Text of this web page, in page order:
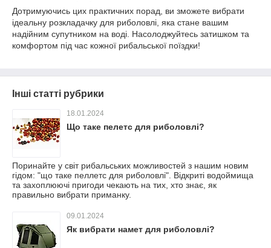
Дотримуючись цих практичних порад, ви зможете вибрати
ідеальну розкладачку для риболовлі, яка стане вашим
надійним супутником на воді. Насолоджуйтесь затишком та
комфортом під час кожної рибальської поїздки!
Інші статті рубрики
18.01.2024
Що таке пелетс для риболовлі?
Поринайте у світ рибальських можливостей з нашим новим
гідом: "що таке пеллетс для риболовлі". Відкриті водоймища
та захоплюючі пригоди чекають на тих, хто знає, як
правильно вибрати приманку.
09.01.2024
Як вибрати намет для риболовлі?